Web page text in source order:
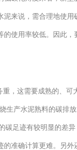
泥来说，需合理地使
的使用率较低。因此
，这需要成熟的、
生产水泥熟料的碳排
碳足迹有较明显的差
的准确计算更难。另